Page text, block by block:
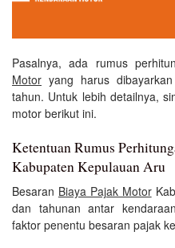
Pasalnya, ada rumus
Motor yang harus
tahun. Untuk lebih detailnya,
motor berikut ini.
Ketentuan Rumus
Kabupaten Kepulauan Aru
Besaran Biaya Pajak Motor
dan tahunan antar
faktor penentu besaran pajak